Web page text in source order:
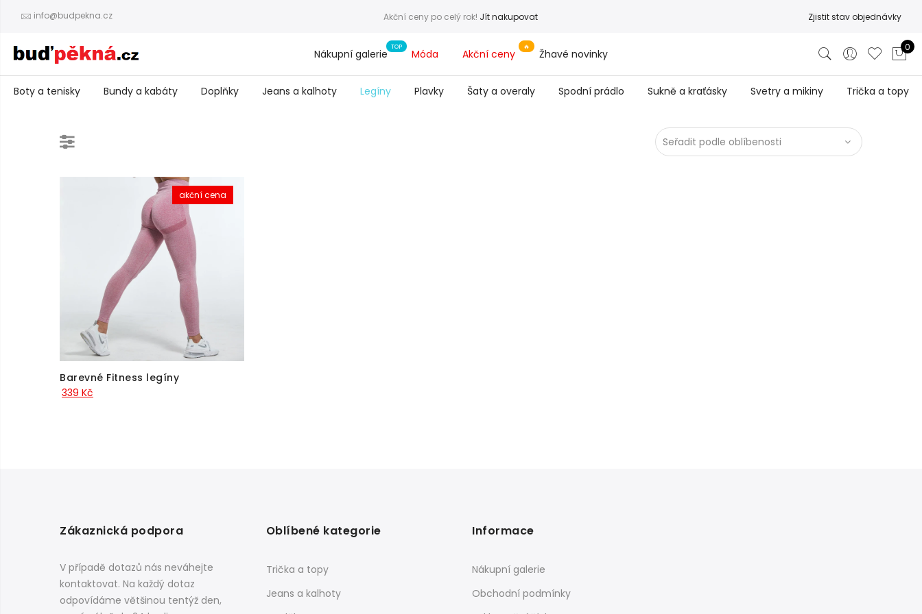
info@budpekna.cz Akční ceny po celý rok! Jít nakupovat Zjistit stav objednávky
Nákupní galerie Móda Akční ceny Žhavé novinky
0
Boty a tenisky Bundy a kabáty Doplňky Jeans a kalhoty Legíny Plavky Šaty a overaly Spodní prádlo Sukně a kraťásky Svetry a mikiny Trička a topy
Barevné Fitness legíny
339 Kč
Zákaznická podpora
V případě dotazů nás neváhejte
kontaktovat. Na každý dotaz
odpovídáme většinou tentýž den,
Oblíbené kategorie
Trička a topy
Jeans a kalhoty
Informace
Nákupní galerie
Obchodní podmínky